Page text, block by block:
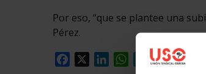
Por eso, “que se plantee una
Pérez.
Facebook
LinkedInWhatsApp
Telegram
Email